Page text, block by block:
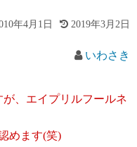
年4月1日 2019年3月2日
いわさき
、エイプリルフールネ
めます(笑)